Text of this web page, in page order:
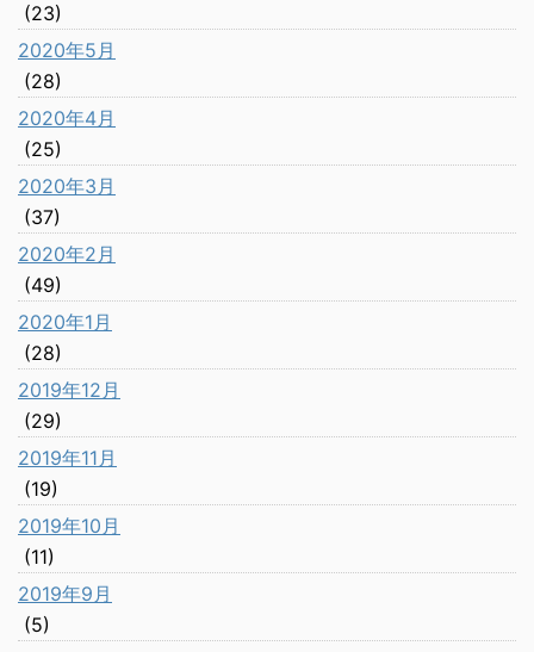
(23)
2020年5月
(28)
2020年4月
(25)
2020年3月
(37)
2020年2月
(49)
2020年1月
(28)
2019年12月
(29)
2019年11月
(19)
2019年10月
(11)
2019年9月
(5)